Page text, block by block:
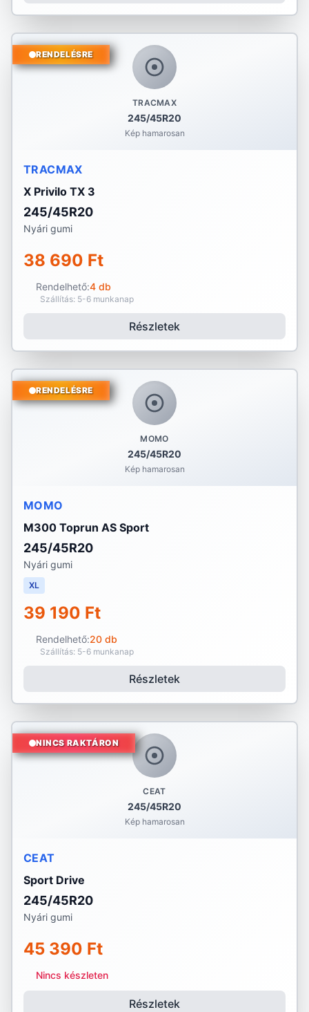
TRACMAX
245/45R20
Kép hamarosan
RENDELÉSRE
TRACMAX
X Privilo TX 3
245/45R20
Nyári gumi
38 690 Ft
Rendelhető:4 db
Szállítás: 5-6 munkanap
Részletek
MOMO
245/45R20
Kép hamarosan
RENDELÉSRE
MOMO
M300 Toprun AS Sport
245/45R20
Nyári gumi
XL
39 190 Ft
Rendelhető:20 db
Szállítás: 5-6 munkanap
Részletek
CEAT
245/45R20
Kép hamarosan
NINCS RAKTÁRON
CEAT
Sport Drive
245/45R20
Nyári gumi
45 390 Ft
Nincs készleten
Részletek